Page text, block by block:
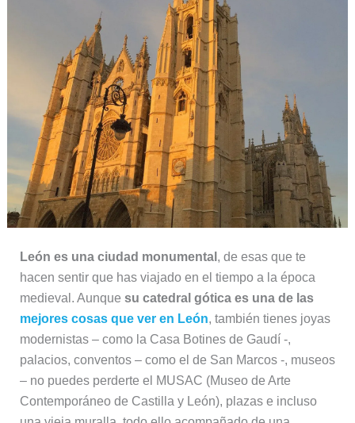
León es una ciudad monumental , de esas que te
hacen sentir que has viajado en el tiempo a la época
medieval. Aunque su catedral gótica es una de las
mejores cosas que ver en León, también tienes joyas
modernistas – como la Casa Botines de Gaudí -,
palacios, conventos – como el de San Marcos -, museos
– no puedes perderte el MUSAC (Museo de Arte
Contemporáneo de Castilla y León), plazas e incluso